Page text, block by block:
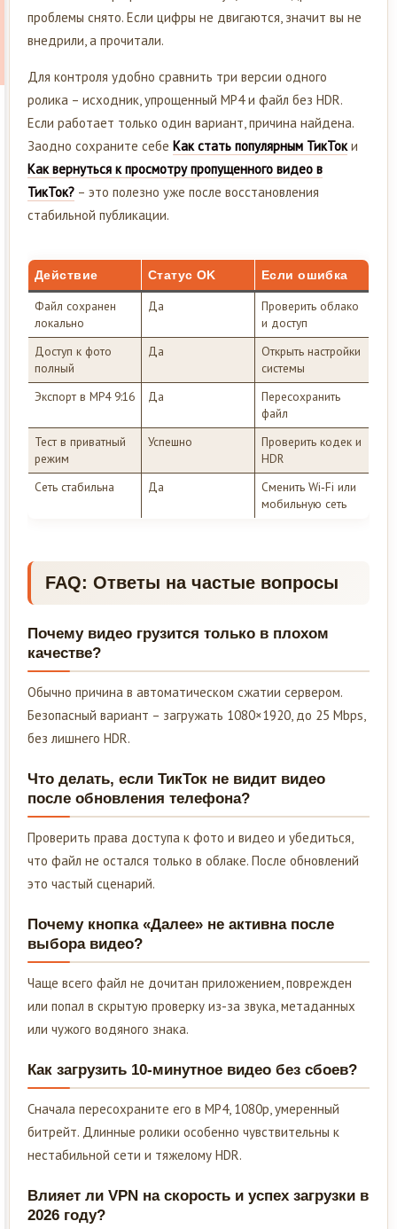
проблемы снято. Если цифры не двигаются, значит вы не
внедрили, а прочитали.
Для контроля удобно сравнить три версии одного
ролика – исходник, упрощенный MP4 и файл без HDR.
Если работает только один вариант, причина найдена.
Заодно сохраните себе Как стать популярным ТикТоки
Как вернуться к просмотру пропущенного видео в
ТикТок? – это полезно уже после восстановления
стабильной публикации.
Действие Статус OK Если ошибка
Файл сохранен
локально
Да
Проверить облако
и доступ
Доступ к фото
полный
Да
Открыть настройки
системы
Экспорт в MP4 9:16
Да
Пересохранить
файл
Тест в приватный
режим
Успешно
Проверить кодек и
HDR
Сеть стабильна
Да
Сменить Wi‑Fi или
мобильную сеть
FAQ: Ответы на частые вопросы
Почему видео грузится только в плохом
качестве?
Обычно причина в автоматическом сжатии сервером.
Безопасный вариант – загружать 1080×1920, до 25 Mbps,
без лишнего HDR.
Что делать, если ТикТок не видит видео
после обновления телефона?
Проверить права доступа к фото и видео и убедиться,
что файл не остался только в облаке. После обновлений
это частый сценарий.
Почему кнопка «Далее» не активна после
выбора видео?
Чаще всего файл не дочитан приложением, поврежден
или попал в скрытую проверку из-за звука, метаданных
или чужого водяного знака.
Как загрузить 10-минутное видео без сбоев?
Сначала пересохраните его в MP4, 1080p, умеренный
битрейт. Длинные ролики особенно чувствительны к
нестабильной сети и тяжелому HDR.
Влияет ли VPN на скорость и успех загрузки в
2026 году?